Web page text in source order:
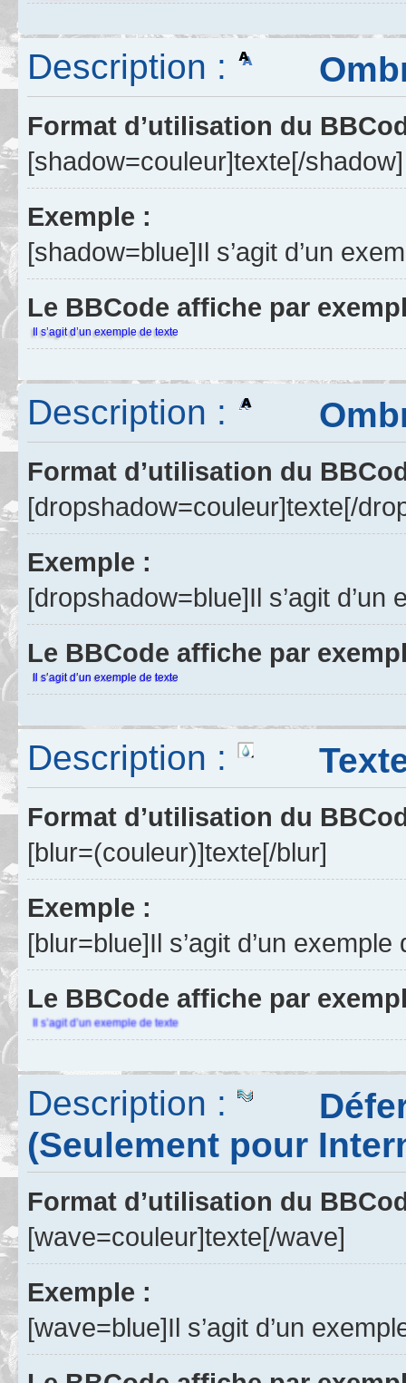
Description :
Format d’utilisation du
[shadow=couleur]texte[/shadow]
Exemple :
[shadow=blue]Il s’agit d’un
Le BBCode affiche par
Il s’agit d’un exemple de texte
Description :
Format d’utilisation du
[dropshadow=couleur]texte[/
Exemple :
[dropshadow=blue]Il s’agit
Le BBCode affiche par
Il s’agit d’un exemple de texte
Description : Texte
Format d’utilisation du
[blur=(couleur)]texte[/blur]
Exemple :
[blur=blue]Il s’agit d’un
Le BBCode affiche par
Il s’agit d’un exemple de texte
Description :
(Seulement pour
Format d’utilisation du
[wave=couleur]texte[/wave]
Exemple :
[wave=blue]Il s’agit d’un